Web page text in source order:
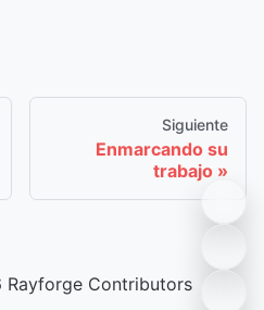
Siguiente
Enmarcando su
trabajo
Contributors